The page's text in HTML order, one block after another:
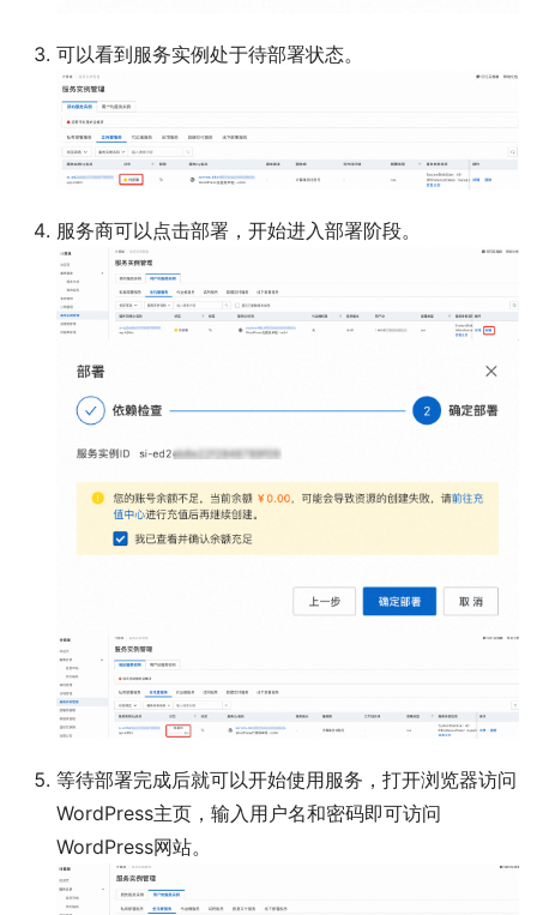
可以看到服务实例处于待部署状态。
服务商可以点击部署，开始进入部署阶段。
等待部署完成后就可以开始使用服务，打开浏览器访问
WordPress主页，输入用户名和密码即可访问
WordPress网站。